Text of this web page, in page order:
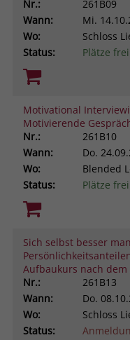
Nr.:
261B09
Wann:
Mi.
Wo:
Schloss
Status:
Plätze frei
Motivational
Motivierende
Nr.:
261B10
Wann:
Do.
Wo:
Blended
Status:
Plätze frei
Sich selbst besser
Aufbaukurs nach
Nr.:
261B13
Wann:
Do.
Wo:
Schloss
Status: